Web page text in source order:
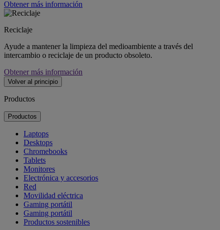
Obtener más información
Reciclaje
Ayude a mantener la limpieza del medioambiente a través del
intercambio o reciclaje de un producto obsoleto.
Obtener más información
Volver al principio
Productos
Productos
Laptops
Desktops
Chromebooks
Tablets
Monitores
Electrónica y accesorios
Red
Movilidad eléctrica
Gaming portátil
Gaming portátil
Productos sostenibles